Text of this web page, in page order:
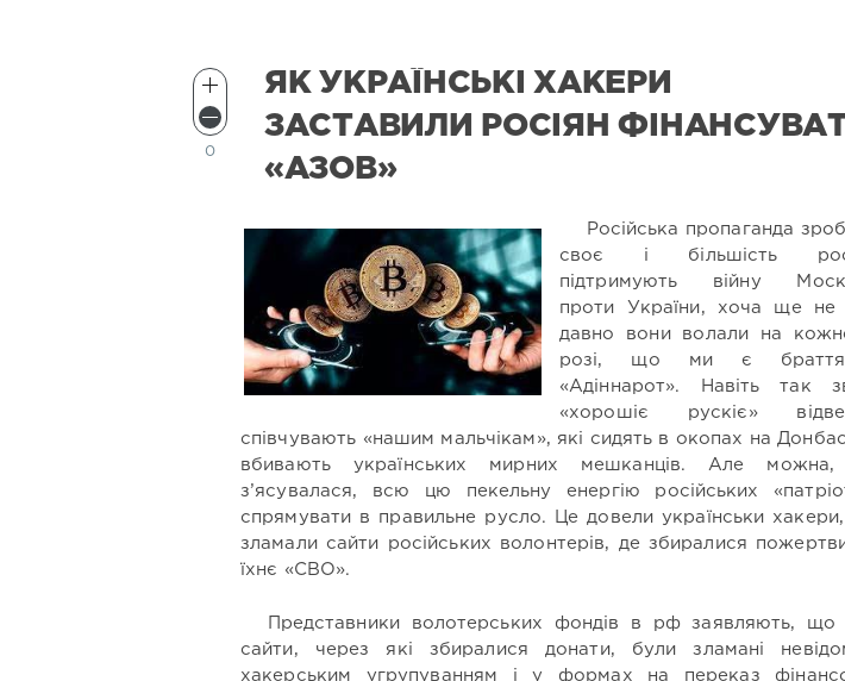
ЯК УКРАЇНСЬКІ ХАКЕРИ
ЗАСТАВИЛИ РОСІЯН
«АЗОВ»
0
Російська пропаганда
своє і більшість
підтримують війну
проти України, хоча ще не
давно вони волали на
розі, що ми є
«Адіннарот». Навіть так
«хорошіє рускіє»
співчувають «нашим мальчікам», які сидять в окопах на
вбивають українських мирних мешканців. Але
з’ясувалася, всю цю пекельну енергію російських
спрямувати в правильне русло. Це довели українськи хакери,
зламали сайти російських волонтерів, де збиралися
їхнє «СВО».
Представники волотерських фондів в рф заявляють, що
сайти, через які збиралися донати, були зламані
хакерським угрупуванням і у формах на переказ